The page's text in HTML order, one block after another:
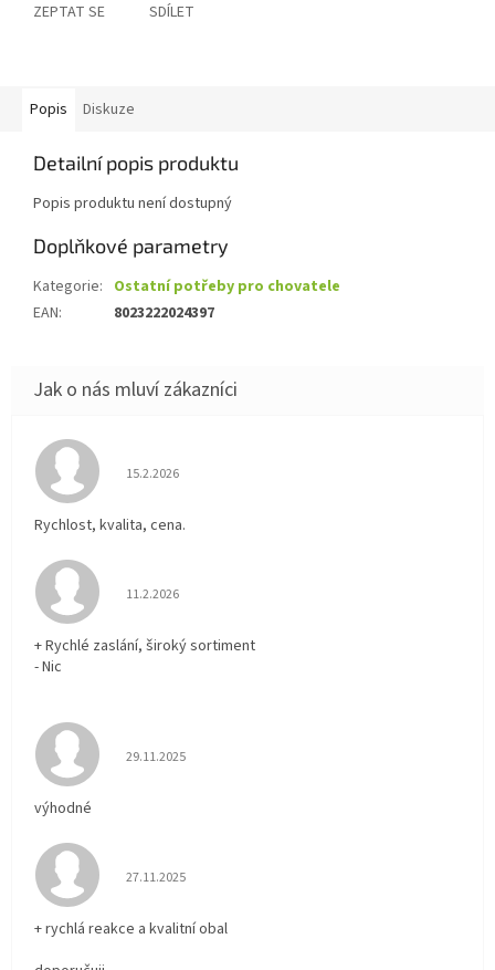
ZEPTAT SE SDÍLET
Popis Diskuze
Detailní popis produktu
Popis produktu není dostupný
Doplňkové parametry
Kategorie: Ostatní potřeby pro chovatele
EAN: 8023222024397
Hodnocení obchodu je 5 z 5 hvězdiček.
15.2.2026
Rychlost, kvalita, cena.
Hodnocení obchodu je 5 z 5 hvězdiček.
11.2.2026
+ Rychlé zaslání, široký sortiment
- Nic
Hodnocení obchodu je 5 z 5 hvězdiček.
29.11.2025
výhodné
Hodnocení obchodu je 5 z 5 hvězdiček.
27.11.2025
+ rychlá reakce a kvalitní obal